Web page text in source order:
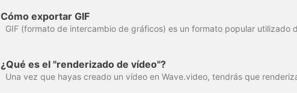
Cómo exportar GIF
¿Qué es el "renderizado de vídeo"?